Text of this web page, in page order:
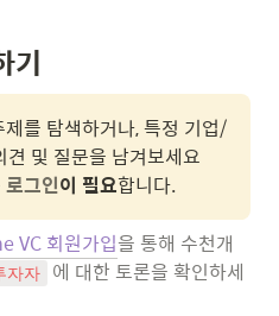
기
를 탐색하거나, 특정 기업/
및 질문을 남겨보세요
로그인이 필요합니다.
VC 회원가입
자자
에 대한 토론을 확인하세